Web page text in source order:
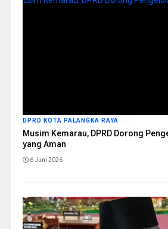
DPRD KOTA PALANGKA RAYA
Musim Kemarau, DPRD Dorong
yang Aman
6 Juni 2026